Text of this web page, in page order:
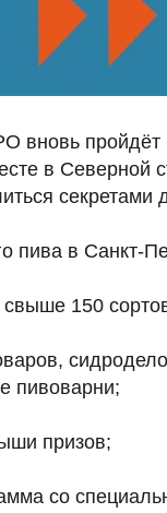
вновь
в Северной
секретами
пива в Санкт-
150
пивоварни;
призов;
со